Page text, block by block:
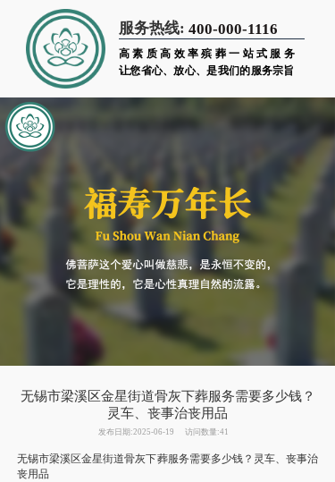
服务热线: 400-000-1116
高素质高效率殡葬一站式服务
让您省心、放心、是我们的服务宗旨
无锡市梁溪区金星街道骨灰下葬服务需要多少钱？
灵车、丧事治丧用品
发布日期:2025-06-19 访问数量:41
无锡市梁溪区金星街道骨灰下葬服务需要多少钱？ 灵车、丧事治
丧用品